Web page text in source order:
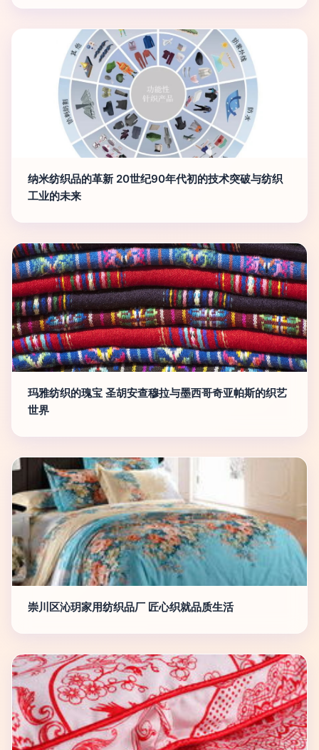
纳米纺织品的革新 20世纪90年代初的技术突破与纺织
工业的未来
玛雅纺织的瑰宝 圣胡安查穆拉与墨西哥奇亚帕斯的织艺
世界
崇川区沁玥家用纺织品厂 匠心织就品质生活